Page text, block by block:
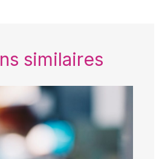
similaires